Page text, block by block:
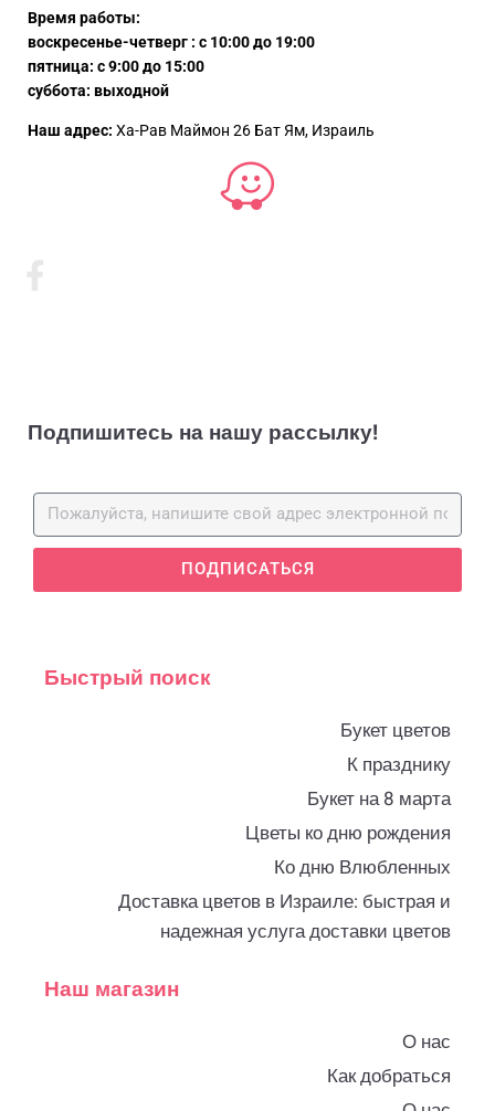
Время работы:
воскресенье-четверг : с 10:00 до 19:00
пятница: с 9:00 до 15:00
суббота: выходной
Наш адрес: Ха-Рав Маймон 26 Бат Ям, Израиль
Подпишитесь на нашу рассылку!
ПОДПИСАТЬСЯ
Быстрый поиск
Букет цветов
К празднику
Букет на 8 марта
Цветы ко дню рождения
Ко дню Влюбленных
Доставка цветов в Израиле: быстрая и
надежная услуга доставки цветов
Наш магазин
О нас
Как добраться